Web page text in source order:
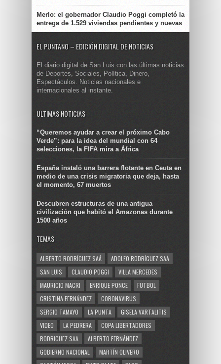
Merlo: el gobernador Claudio Poggi completó la
entrega de 1.529 viviendas pendientes y nuevas
EL PUNTANO – EDICIÓN DIGITAL DE NOTICIAS
El diario digital de San Luis con las últimas noticias
de Deportes, Sociales, Política, Dinero,
Espectáculos. Noticias nacionales e
internacionales al instante.
ULTIMAS NOTICIAS
“Queremos ayudar a crear el próximo Cabo
Verde”: para la idea del mundial con 64
selecciones, la FIFA mira a África
España instaló una barrera flotante en Ceuta en
medio de una crisis migratoria que deja, hasta
el momento, 67 muertos
Descubren estructuras de una antigua
civilización que habitó el Amazonas durante
1500 años
TEMAS
ALBERTO RODRÍGUEZ SAÁ
ADOLFO RODRÍGUEZ SAÁ
SAN LUIS
CLAUDIO POGGI
VILLA MERCEDES
MAURICIO MACRI
ENRIQUE PONCE
FUTBOL
CRISTINA FERNÁNDEZ
CORONAVIRUS
SERGIO TAMAYO
LA PUNTA
GISELA VARTALITIS
VIDEO
LA PEDRERA
COPA LIBERTADORES
RODRIGUEZ SAA
ALBERTO FERNÁNDEZ
GOBIERNO NACIONAL
MARTÍN OLIVERO